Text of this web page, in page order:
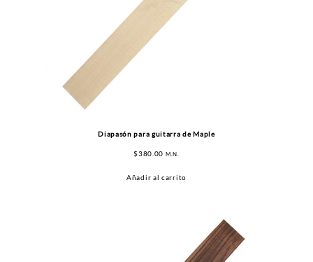
Diapasón para guitarra de Maple
$380.00 M.N.
Añadir al carrito